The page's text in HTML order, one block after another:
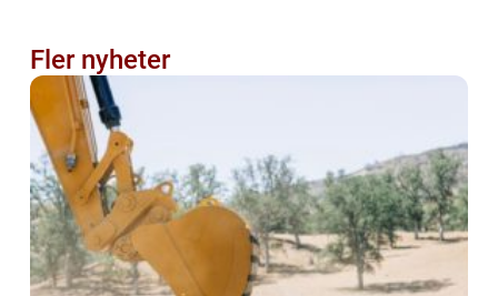
Fler nyheter